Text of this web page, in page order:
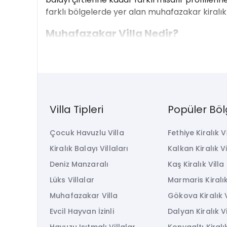
farklı bölgelerde yer alan muhafazakar
Muhafazakar Villa Nedir?
konaklayan misafirlerin kullanımına ayrılır.
Geniş yaşam alanları, tam donanımlı
tamamen kendi ihtiyaçlarına göre
Muhafazakar Villa Tatilinin
Mahremiyetin ön planda olduğu bir tatil
her saatinde havuz keyfi yapmak mümkün
için önemli bir ayrıcalık sağlar.
Villa Tipleri
Çocuk Havuzlu Villa
Kiralık Balayı Villaları
Deniz Manzaralı
Lüks Villalar
Muhafazakar Villa
Evcil Hayvan İzinli
Popüler
Fethiye Kiralık
Kalkan Kiralık
Kaş Kiralık Villa
Marmaris
Gökova Kiralık
Dalyan Kiralık